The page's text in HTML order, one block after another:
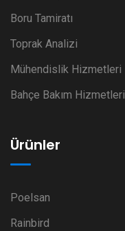
Boru Tamiratı
Toprak Analizi
Mühendislik Hizmetleri
Bahçe Bakım Hizmetleri
Ürünler
Poelsan
Rainbird